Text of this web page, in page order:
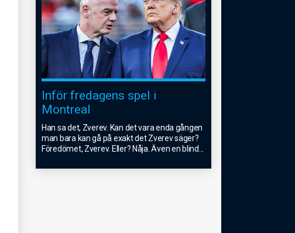
Inför fredagens spel i
Montreal
Han sa det, Zverev. Kan det vara enda gången
man bara kan gå på exakt det Zverev säger?
Föredömet, Zverev. Eller? Nåja. Även en blind